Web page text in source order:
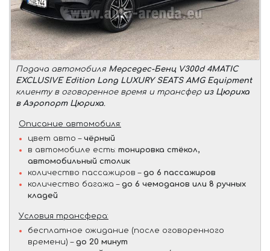
Подача автомобиля Мерседес-Бенц V300d 4MATIC
EXCLUSIVE Edition Long LUXURY SEATS AMG Equipment
клиенту в оговоренное время и трансфер из Цюриха
в Аэропорт Цюриха.
Описание автомобиля:
цвет авто – чёрный
в автомобиле есть: тонировка стёкол,
автомобильный столик
количество пассажиров – до 6 пассажиров
количество багажа – до 6 чемоданов или 8 ручных
кладей
Условия трансфера:
бесплатное ожидание (после оговоренного
времени) – до 20 минут